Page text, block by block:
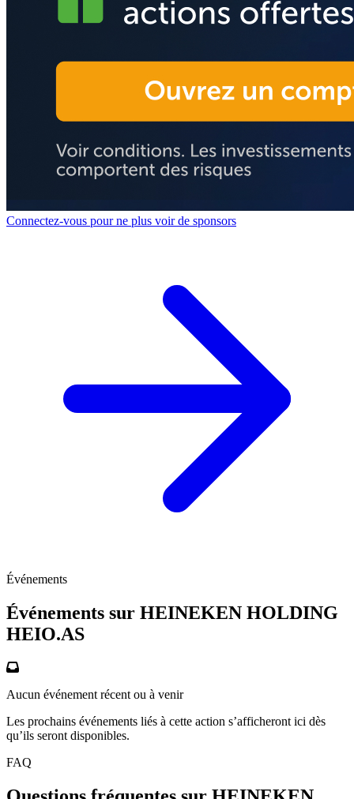
Connectez-vous pour ne plus voir de sponsors
Événements
Événements sur HEINEKEN HOLDING
HEIO.AS
Aucun événement récent ou à venir
Les prochains événements liés à cette action s’afficheront ici dès
qu’ils seront disponibles.
FAQ